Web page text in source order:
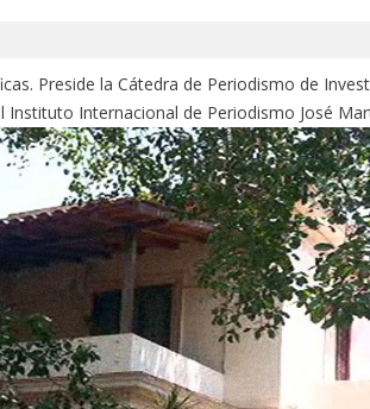
Preside la Cátedra de Periodismo de
Instituto Internacional de Periodismo José